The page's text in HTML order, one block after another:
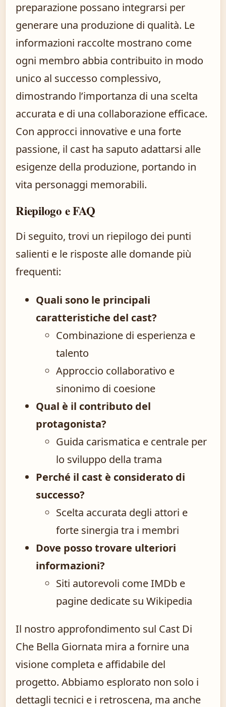
preparazione possano integrarsi per
generare una produzione di qualità. Le
informazioni raccolte mostrano come
ogni membro abbia contribuito in modo
unico al successo complessivo,
dimostrando l’importanza di una scelta
accurata e di una collaborazione efficace.
Con approcci innovative e una forte
passione, il cast ha saputo adattarsi alle
esigenze della produzione, portando in
vita personaggi memorabili.
Riepilogo e FAQ
Di seguito, trovi un riepilogo dei punti
salienti e le risposte alle domande più
frequenti:
Quali sono le principali
caratteristiche del cast?
Combinazione di esperienza e
talento
Approccio collaborativo e
sinonimo di coesione
Qual è il contributo del
protagonista?
Guida carismatica e centrale per
lo sviluppo della trama
Perché il cast è considerato di
successo?
Scelta accurata degli attori e
forte sinergia tra i membri
Dove posso trovare ulteriori
informazioni?
Siti autorevoli come IMDb e
pagine dedicate su Wikipedia
Il nostro approfondimento sul Cast Di
Che Bella Giornata mira a fornire una
visione completa e affidabile del
progetto. Abbiamo esplorato non solo i
dettagli tecnici e i retroscena, ma anche